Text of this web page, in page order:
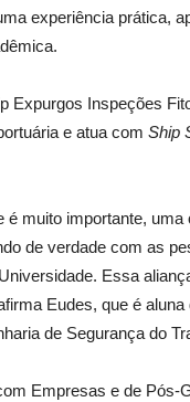
experiência prática,
Expurgos Inspeções
e atua com Ship
muito importante,
de verdade com as
Essa
Eudes, que é
de Segurança do
Empresas e de Pós-